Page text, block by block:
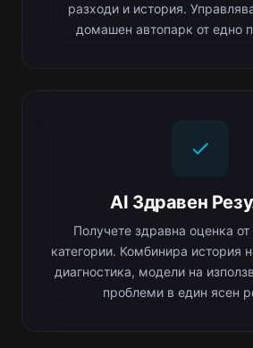
разходи и история.
домашен автопарк от едно
AI Здравен
Получете здравна оценка
категории. Комбинира история
диагностика, модели на
проблеми в един ясен